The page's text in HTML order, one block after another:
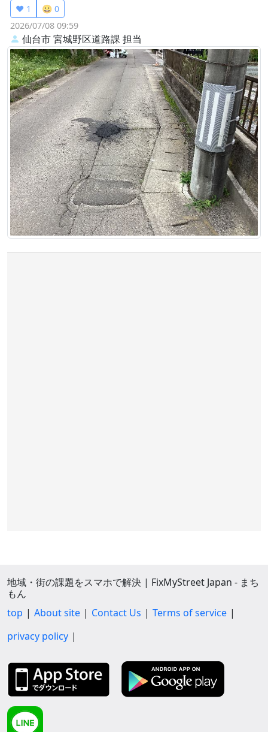
❤️ 1
😀 0
2026/07/08 09:59
仙台市 宮城野区道路課 担当
地域・街の課題をスマホで解決 | FixMyStreet Japan - まち
もん
top
About site Contact Us
Terms of service
privacy policy